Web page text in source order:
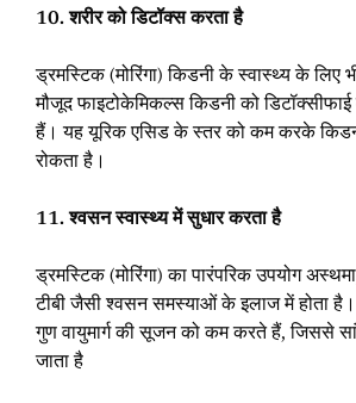
10. शरीर को डिटॉक्स करता है
ड्रमस्टिक (मोरिंगा) किडनी के स्वास्थ्य के लिए
मौजूद फाइटोकेमिकल्स किडनी को
हैं। यह यूरिक एसिड के स्तर को कम करके
रोकता है।
11. श्वसन स्वास्थ्य में सुधार करता है
ड्रमस्टिक (मोरिंगा) का पारंपरिक उपयोग
टीबी जैसी श्वसन समस्याओं के इलाज में होता
गुण वायुमार्ग की सूजन को कम करते हैं, जिससे
जाता है